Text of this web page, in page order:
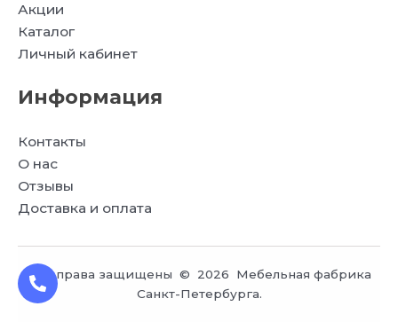
Акции
Каталог
Личный кабинет
Информация
Контакты
О нас
Отзывы
Доставка и оплата
Все права защищены © 2026 Мебельная фабрика
Санкт-Петербурга.